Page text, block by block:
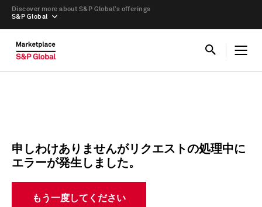
S&P Global
Discover more about S&P Global’s offerings
申しわけありませんがリクエストの処理中に
エラーが発生しました。
もう一度してください